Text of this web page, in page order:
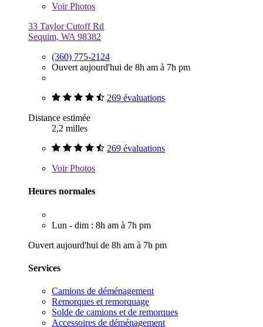
VoirPhotos
33 Taylor Cutoff Rd
Sequim, WA 98382
(360) 775-2124
Ouvert aujourd'hui de 8h am à 7h pm
269 évaluations
Distance estimée
2,2 milles
269 évaluations
VoirPhotos
Heures normales
Lun - dim : 8h am à 7h pm
Ouvert aujourd'hui de 8h am à 7h pm
Services
Camions de déménagement
Remorques et remorquage
Solde de camions et de remorques
Accessoires de déménagement